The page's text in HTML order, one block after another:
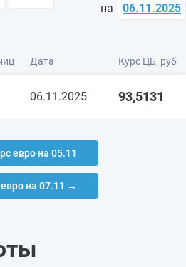
на 06.11.2025
Дата Курс ЦБ, руб
06.11.2025 93,5131
евро на 05.11
евро на 07.11 →